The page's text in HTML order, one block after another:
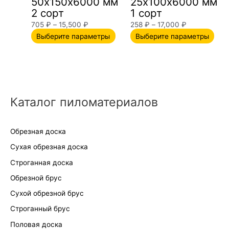
Каталог пиломатериалов
Обрезная доска
Сухая обрезная доска
Строганная доска
Обрезной брус
Сухой обрезной брус
Строганный брус
Половая доска
2 сорт
705₽ – 15,500₽
Выберите параметры
выбрать
странице
товара.
1 сорт
258 ₽ – 17,000 ₽
Выберите параметры